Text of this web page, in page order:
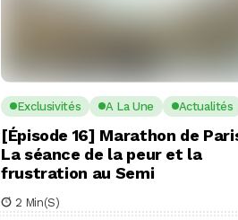
Exclusivités A La Une Actualités
[Épisode 16] Marathon de
La séance de la peur et la
frustration au Semi
2 Min(s)